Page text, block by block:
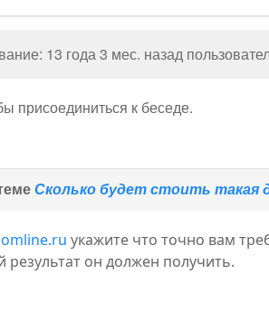
13 года 3 мес. назад
присоединиться к беседе.
Сколько будет стоить такая
укажите что точно вам
результат он должен получить.